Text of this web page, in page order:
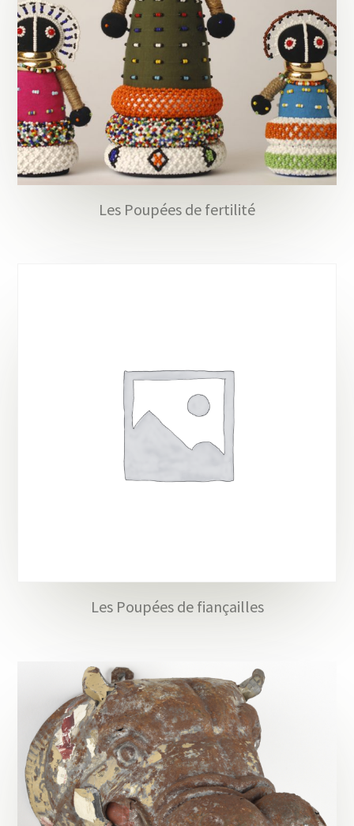
Les Poupées de fertilité
Les Poupées de fiançailles